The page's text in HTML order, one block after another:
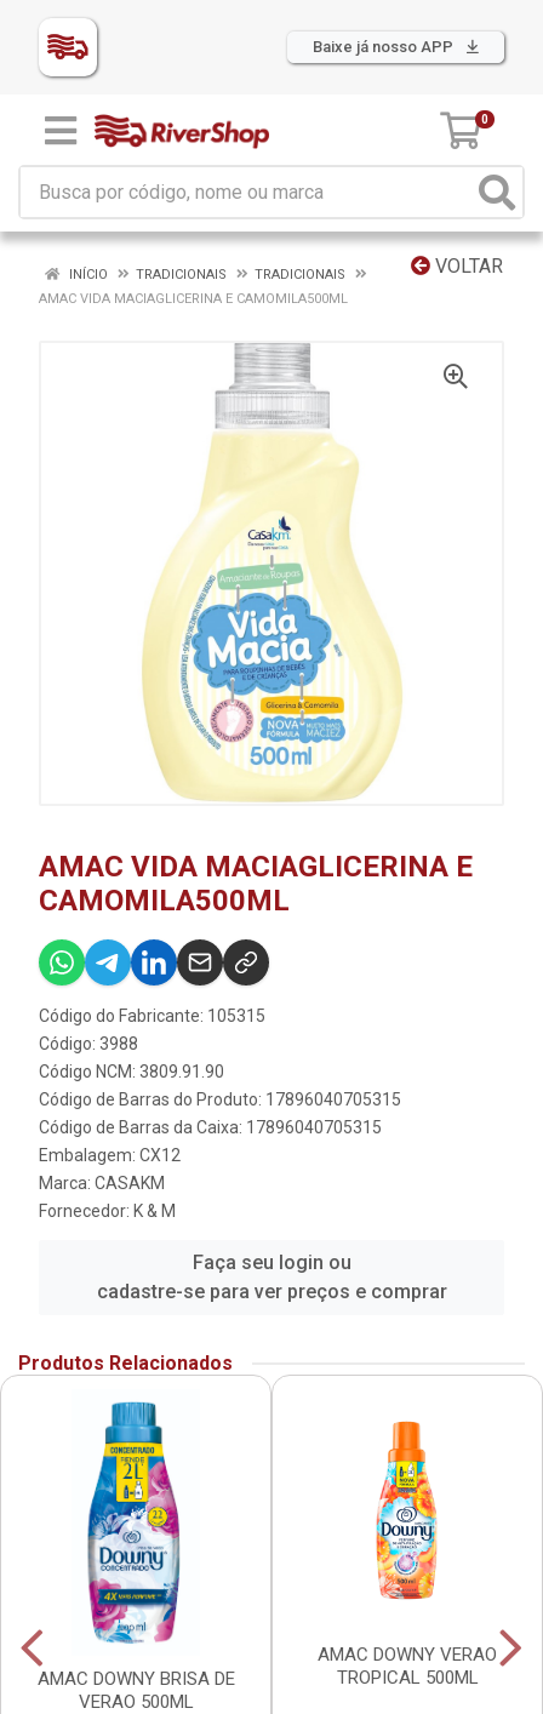
Baixe já nosso APP
0
VOLTAR
INÍCIO TRADICIONAIS
TRADICIONAIS
AMAC VIDA MACIAGLICERINA E CAMOMILA500ML
AMAC VIDA MACIAGLICERINA E
CAMOMILA500ML
Código do Fabricante: 105315
Código: 3988
Código NCM: 3809.91.90
Código de Barras do Produto: 17896040705315
Código de Barras da Caixa: 17896040705315
Embalagem: CX12
Marca: CASAKM
Fornecedor: K & M
Faça seu login ou
cadastre-se para ver preços e comprar
Produtos Relacionados
AMAC DOWNY BRISA DE
VERAO 500ML
AMAC DOWNY VERAO
TROPICAL 500ML